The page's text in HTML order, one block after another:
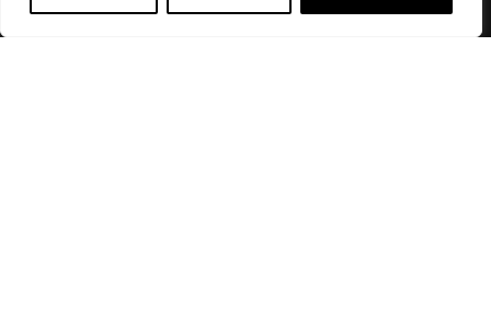
Diventa Socio